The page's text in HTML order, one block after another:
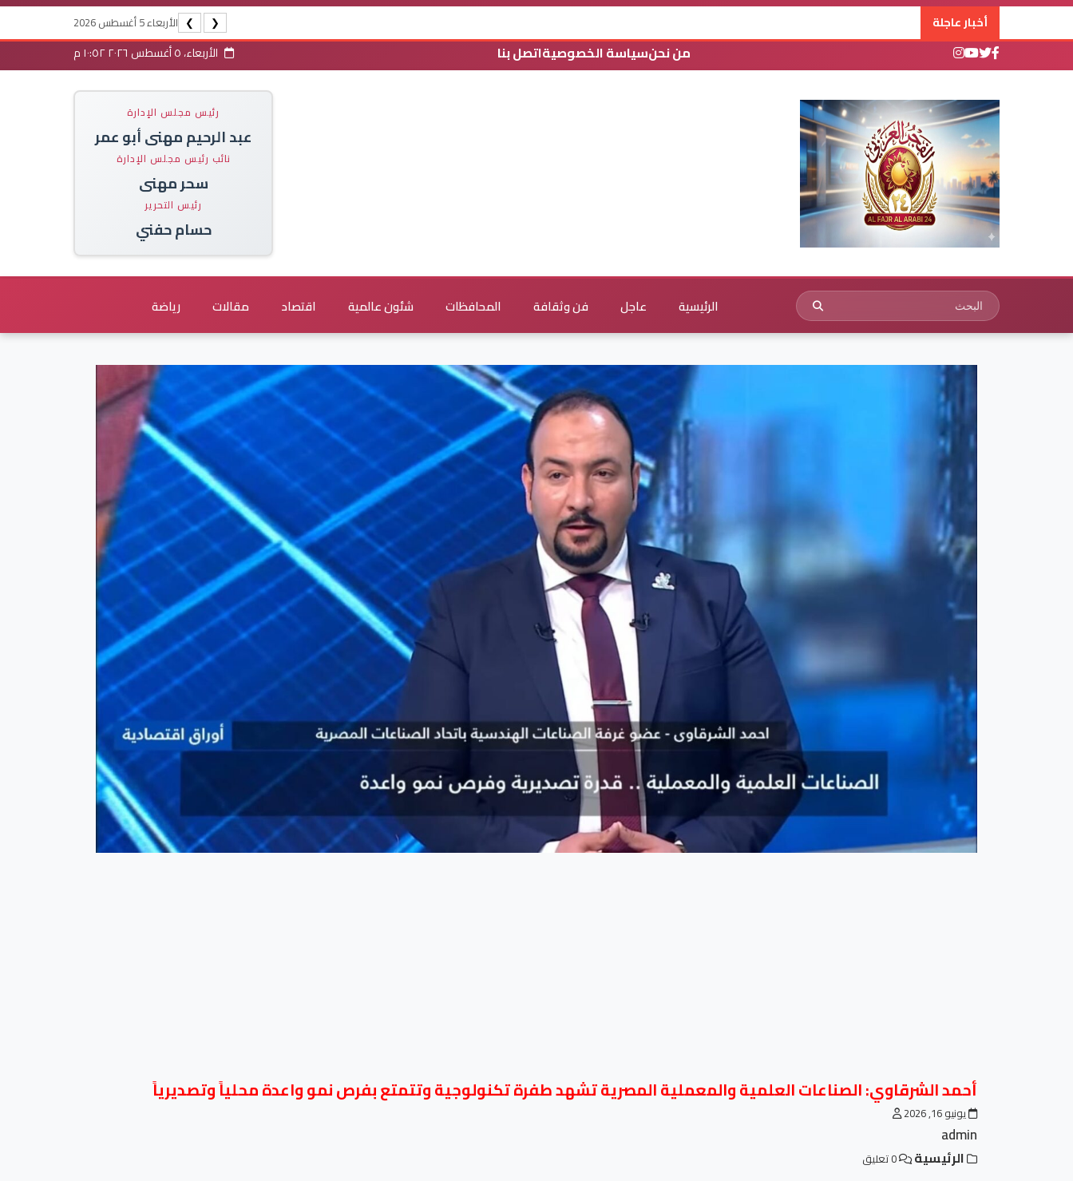
أخبار عاجلة ❮
❯ الأربعاء 5 أغسطس 2026
من نحنسياسة الخصوصيةاتصل بنا الأربعاء، ٥ أغسطس ٢٠٢٦ ١٠:٥٢ م
رئيس مجلس الإدارة
عبد الرحيم مهنى أبو عمر
نائب رئيس مجلس الإدارة
سحر مهنى
رئيس التحرير
حسام حفني
الرئيسية عاجل فن وثقافة المحافظات شئون عالمية اقتصاد مقالات رياضة
أحمد الشرقاوي: الصناعات العلمية والمعملية المصرية تشهد طفرة تكنولوجية وتتمتع بفرص نمو واعدة محلياً وتصديرياً
يونيو 16, 2026
admin
الرئيسية